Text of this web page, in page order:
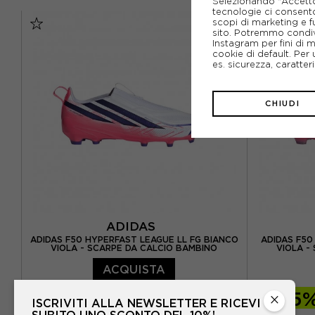
EUR 40,5 / US 7,5
EUR 42 / US 8,5
EUR 43 / US 9.5
EUR 45 / US 11
EUR 46 / US 12
EUR
EUR 35 /
NUOVO
ADIDAS
ADIDAS F50 HYPERFAST LEAGUE LL FG BIANCO
VIOLA - SCARPE DA CALCIO BAMBINO
ACQUISTA
-10% 67,50€
ADIDAS F50
VIOLA -
-
×
ISCRIVITI ALLA NEWSLETTER E RICEVI
tecnologie ci
scopi di marketing e
sito. Potremmo
Instagram per fini di
cookie di default.
es. sicurezza,
CHIUDI